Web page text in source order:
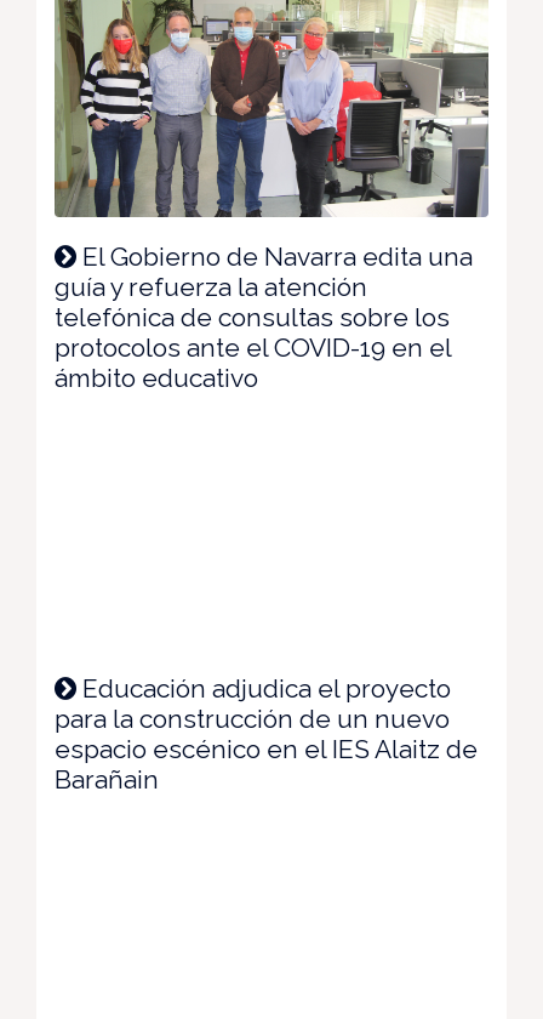
El Gobierno de Navarra edita una
guía y refuerza la atención
telefónica de consultas sobre los
protocolos ante el COVID-19 en el
ámbito educativo
Educación adjudica el proyecto
para la construcción de un nuevo
espacio escénico en el IES Alaitz de
Barañain